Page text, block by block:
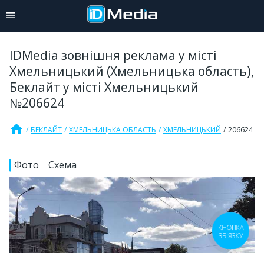
IDMedia зовнішня реклама у місті
Хмельницький (Хмельницька область),
Беклайт у місті Хмельницький
№206624
home БЕКЛАЙТ ХМЕЛЬНИЦЬКА ОБЛАСТЬ ХМЕЛЬНИЦЬКИЙ 206624
Фото Схема
КНОПКА
ЗВ'ЯЗКУ